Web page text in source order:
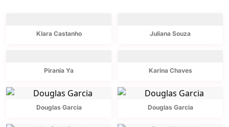
Klara Castanho Juliana Souza
Pirania Ya Karina Chaves
Douglas Garcia Douglas Garcia